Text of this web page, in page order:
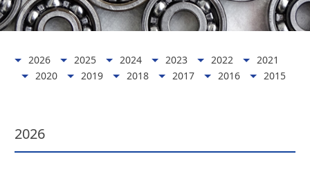
2026 2025 2024 2023 2022
2021
2020
2019 2018 2017 2016 2015
2026